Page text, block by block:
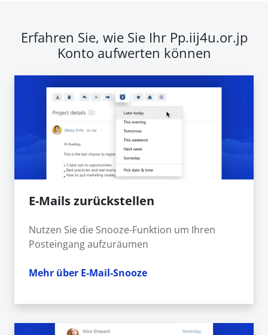
Erfahren Sie, wie Sie Ihr Pp.iij4u.or.jp
Konto aufwerten können
E-Mails zurückstellen
Nutzen Sie die Snooze-Funktion um Ihren
Posteingang aufzuräumen
Mehr über E-Mail-Snooze